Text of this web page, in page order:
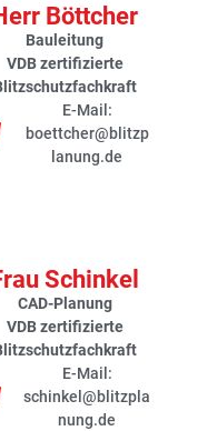
Böttcher
Bauleitung
VDB zertifizierte
E-Mail:
boettcher@blitzp
lanung.de
Schinkel
CAD-Planung
VDB zertifizierte
E-Mail:
schinkel@blitzpla
nung.de